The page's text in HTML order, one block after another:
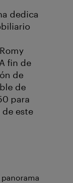
dedica
fin de
de
de
para
este
panorama